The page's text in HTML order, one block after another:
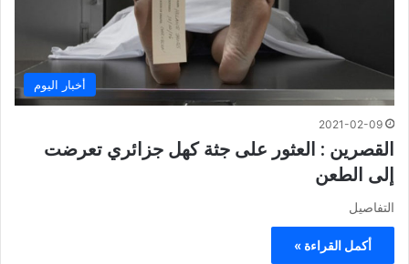
أخبار اليوم
2021-02-09
القصرين : العثور على جثة كهل جزائري تعرضت
إلى الطعن
التفاصيل
أكمل القراءة »